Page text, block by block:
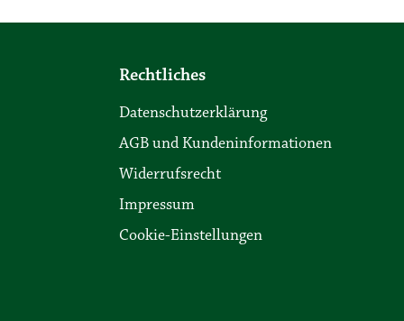
Rechtliches
Datenschutzerklärung
AGB und Kundeninformationen
Widerrufsrecht
Impressum
Cookie-Einstellungen